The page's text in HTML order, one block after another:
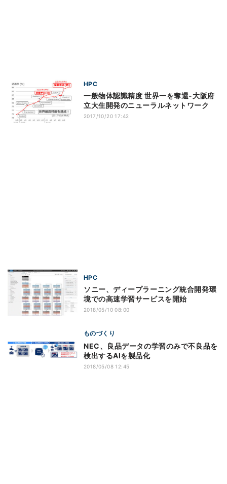
HPC
一般物体認識精度 世界一を奪還-大阪府
立大生開発のニューラルネットワーク
2017/10/20 17:42
HPC
ソニー、ディープラーニング統合開発環
境での高速学習サービスを開始
2018/05/10 08:00
ものづくり
NEC、良品データの学習のみで不良品を
検出するAIを製品化
2018/05/08 12:45